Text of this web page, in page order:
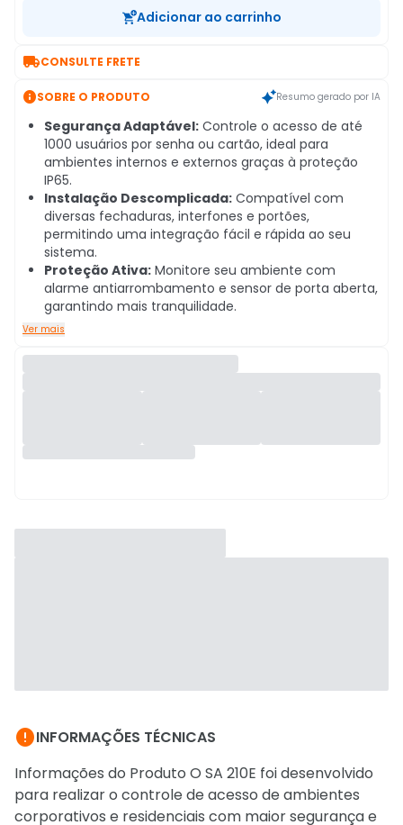
Adicionar ao carrinho
CONSULTE FRETE
SOBRE O PRODUTO Resumo gerado por IA
Segurança Adaptável: Controle o acesso de até
1000 usuários por senha ou cartão, ideal para
ambientes internos e externos graças à proteção
IP65.
Instalação Descomplicada: Compatível com
diversas fechaduras, interfones e portões,
permitindo uma integração fácil e rápida ao seu
sistema.
Proteção Ativa: Monitore seu ambiente com
alarme antiarrombamento e sensor de porta aberta,
garantindo mais tranquilidade.
Ver mais
INFORMAÇÕES TÉCNICAS
Informações do Produto O SA 210E foi desenvolvido
para realizar o controle de acesso de ambientes
corporativos e residenciais com maior segurança e